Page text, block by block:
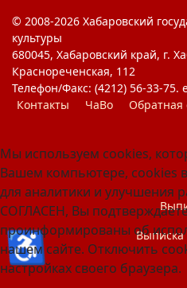
© 2008-2026 Хабаровский
культуры
680045, Хабаровский край, г.
Краснореченская, 112
Телефон/Факс: (4212) 56-33-
Контакты
ЧаВо Обратная
Выписка
Мы используем cookies,
Вашем компьютере, cookies
для аналитики и улучшения
СОГЛАСЕН, Вы
проинформированы об
нашем сайте. Отключить
настройках своего браузера.